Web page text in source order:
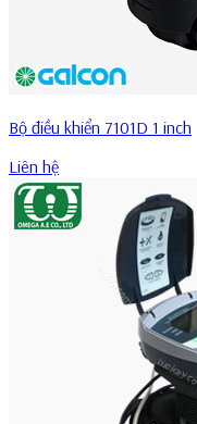
Bộ điều khiển 7101D 1 inch
Liên hệ